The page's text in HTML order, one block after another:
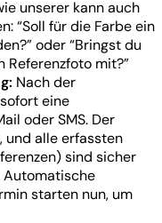
unserer kann auch
“Soll für die Farbe ein
oder “Bringst du
Referenzfoto mit?”
Nach der
eine
oder SMS. Der
und alle erfassten
sind sicher
Automatische
starten nun, um